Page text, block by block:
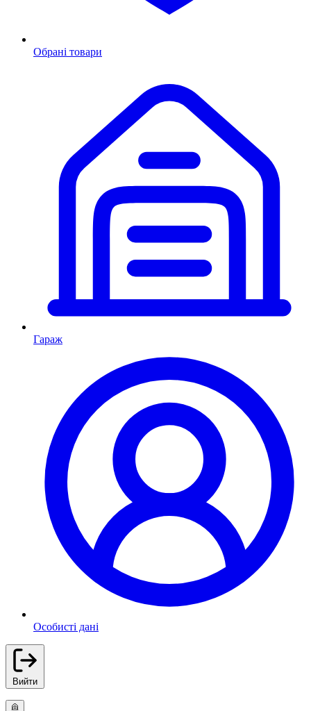
Обрані товари
Гараж
Особисті дані
Вийти